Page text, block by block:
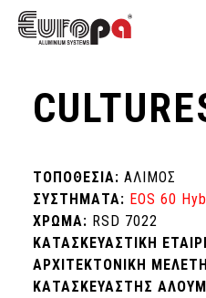
ΤΟΠΟΘΕΣΙΑ: ΑΛΙΜΟΣ
ΣΥΣΤΗΜΑΤΑ: EOS 60
ΧΡΩΜΑ: RSD 7022
ΚΑΤΑΣΚΕΥΑΣΤΙΚΗ
ΑΡΧΙΤΕΚΤΟΝΙΚΗ
ΚΑΤΑΣΚΕΥΑΣΤΗΣ